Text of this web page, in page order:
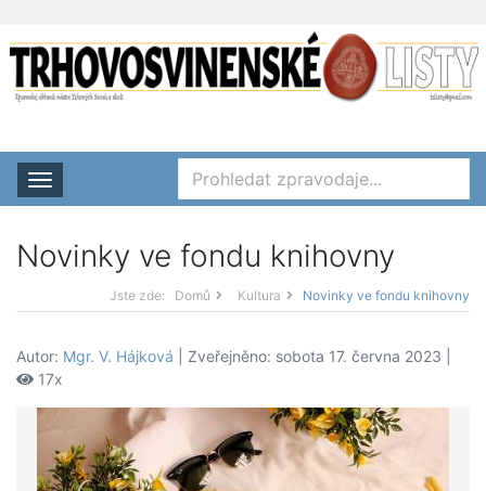
Rozbalit nabídku
Novinky ve fondu knihovny
Jste zde: Domů Kultura Novinky ve fondu knihovny
Autor: Mgr. V. Hájková | Zveřejněno: sobota 17. června 2023 |
17x